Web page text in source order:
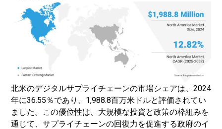
北米のデジタルサプライチェーンの市場シェアは、2024
年に36.55％であり、1,988.8百万米ドルと評価されてい
ました。この優位性は、大規模な投資と政策の枠組みを
通じて、サプライチェーンの回復力を促進する政府のイ